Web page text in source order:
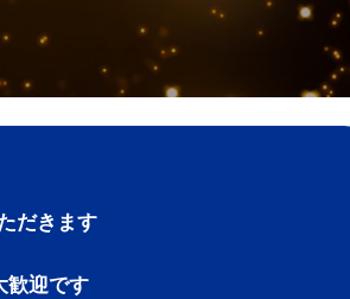
だきます
歓迎です